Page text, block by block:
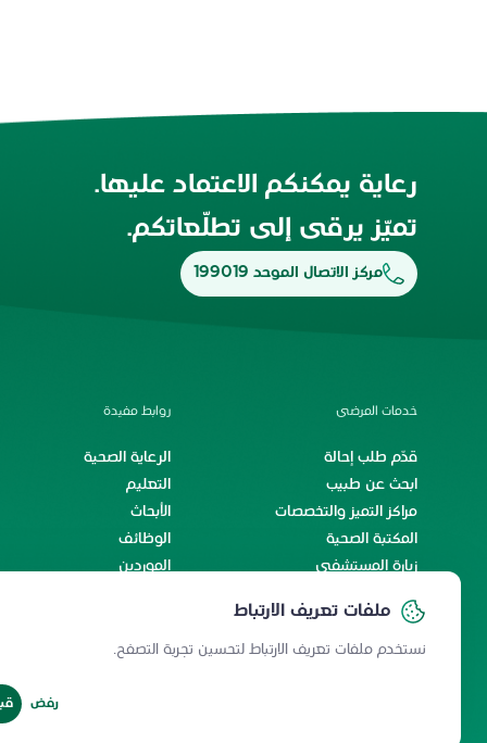
ملفات تعريف الارتباط
نستخدم ملفات تعريف الارتباط لتحسين تجربة التصفح.
رفض
رعاية يمكنكم الاعتماد عليها.
تميّز يرقى إلى تطلّعاتكم.
مركز الاتصال الموحد 199019
خدمات المرضى
قدّم طلب إحالة
ابحث عن طبيب
مراكز التميز والتخصصات
المكتبة الصحية
زيارة المستشفى
رحلة المريض الدولي
رحلة الاستشفاء والسكينة
روابط مفيدة
الرعاية الصحية
التعليم
الأبحاث
الوظائف
الموردين